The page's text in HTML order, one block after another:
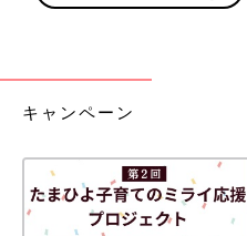
キャンペーン